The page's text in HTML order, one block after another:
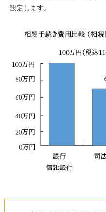
設定します。